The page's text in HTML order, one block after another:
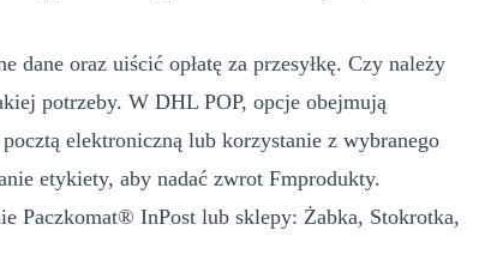
dane oraz uiścić opłatę za przesyłkę. Czy należy
potrzeby. W DHL POP, opcje obejmują
elektroniczną lub korzystanie z wybranego
etykiety, aby nadać zwrot Fmprodukty.
Paczkomat® InPost lub sklepy: Żabka, Stokrotka,